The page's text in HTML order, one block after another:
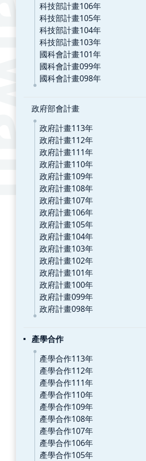
科技部計畫106年
科技部計畫105年
科技部計畫104年
科技部計畫103年
國科會計畫101年
國科會計畫099年
國科會計畫098年
政府部會計畫
政府計畫113年
政府計畫112年
政府計畫111年
政府計畫110年
政府計畫109年
政府計畫108年
政府計畫107年
政府計畫106年
政府計畫105年
政府計畫104年
政府計畫103年
政府計畫102年
政府計畫101年
政府計畫100年
政府計畫099年
政府計畫098年
產學合作
產學合作113年
產學合作112年
產學合作111年
產學合作110年
產學合作109年
產學合作108年
產學合作107年
產學合作106年
產學合作105年